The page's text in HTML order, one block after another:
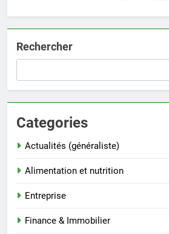
Rechercher
Categories
Actualités (généraliste)
Alimentation et nutrition
Entreprise
Finance & Immobilier